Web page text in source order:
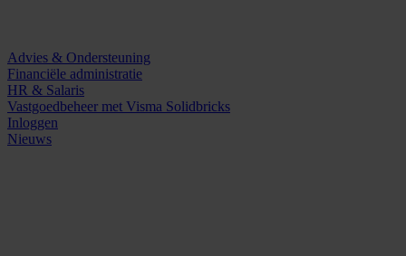
Advies & Ondersteuning
Financiële administratie
HR & Salaris
Vastgoedbeheer met Visma Solidbricks
Inloggen
Nieuws